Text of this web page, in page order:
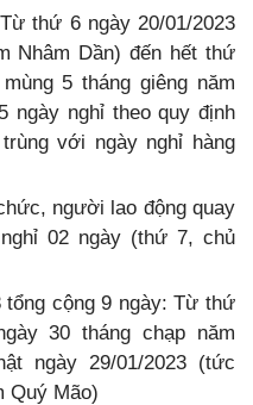
thứ 6 ngày 20/01/2023
Nhâm Dần) đến hết thứ
5 tháng giêng năm
ngày nghỉ theo quy định
với ngày nghỉ hàng
người lao động quay
02 ngày (thứ 7, chủ
tổng cộng 9 ngày: Từ thứ
30 tháng chạp năm
ngày 29/01/2023 (tức
Quý Mão)